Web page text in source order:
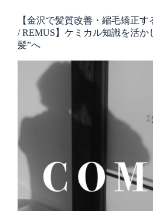
【金沢で髪質改善・縮毛矯正す
/ REMUS】ケミカル知識を活か
髪”へ